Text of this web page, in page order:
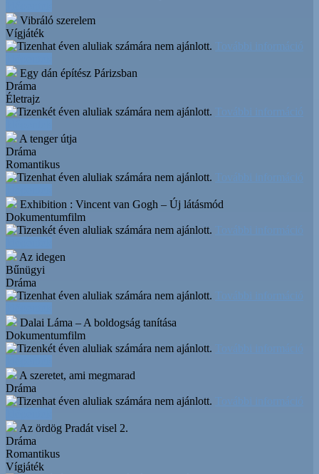
Vibráló szerelem
Vígjáték
További információ
Egy dán építész Párizsban
Dráma
Életrajz
További információ
A tenger útja
Dráma
Romantikus
További információ
Exhibition : Vincent van Gogh – Új látásmód
Dokumentumfilm
További információ
Az idegen
Bűnügyi
Dráma
További információ
Dalai Láma – A boldogság tanítása
Dokumentumfilm
További információ
A szeretet, ami megmarad
Dráma
Az ördög Pradát visel 2.
Dráma
Romantikus
Vígjáték